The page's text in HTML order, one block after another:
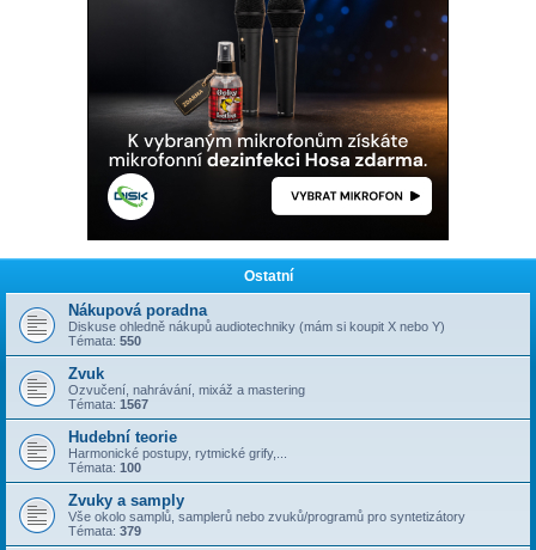
Ostatní
Nákupová poradna
Diskuse ohledně nákupů audiotechniky (mám si koupit X nebo Y)
Témata: 550
Zvuk
Ozvučení, nahrávání, mixáž a mastering
Témata: 1567
Hudební teorie
Harmonické postupy, rytmické grify,...
Témata: 100
Zvuky a samply
Vše okolo samplů, samplerů nebo zvuků/programů pro syntetizátory
Témata: 379